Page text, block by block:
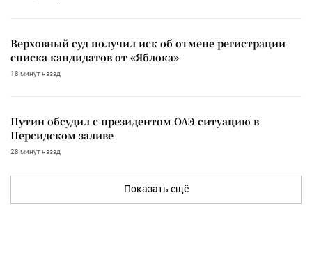
Верховный суд получил иск об отмене регистрации
списка кандидатов от «Яблока»
18 минут назад
Путин обсудил с президентом ОАЭ ситуацию в
Персидском заливе
28 минут назад
Показать ещё